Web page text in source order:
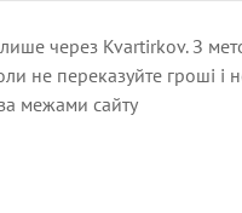
лише через Kvartirkov. З
не переказуйте гроші і
межами сайту